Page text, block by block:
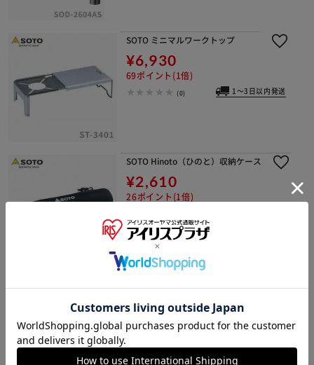
SOTO ミニマルワークトップ
¥6,930
69ポイント(1倍)
(0) 1～3日以内発送
SOTO Hinoto（ひのと）収納ケース
¥2,610
26ポイント(1倍)
¥7,280
72ポイント(1倍)